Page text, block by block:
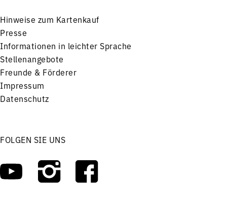
Hinweise zum Kartenkauf
Presse
Informationen in leichter Sprache
Stellenangebote
Freunde & Förderer
Impressum
Datenschutz
FOLGEN SIE UNS